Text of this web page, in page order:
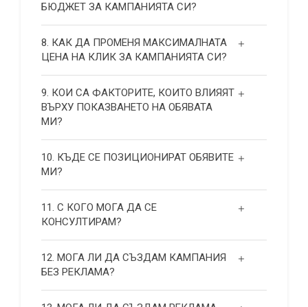
БЮДЖЕТ ЗА КАМПАНИЯТА СИ?
8. КАК ДА ПРОМЕНЯ МАКСИМАЛНАТА
ЦЕНА НА КЛИК ЗА КАМПАНИЯТА СИ?
9. КОИ СА ФАКТОРИТЕ, КОИТО ВЛИЯЯТ
ВЪРХУ ПОКАЗВАНЕТО НА ОБЯВАТА
МИ?
10. КЪДЕ СЕ ПОЗИЦИОНИРАТ ОБЯВИТЕ
МИ?
11. С КОГО МОГА ДА СЕ
КОНСУЛТИРАМ?
12. МОГА ЛИ ДА СЪЗДАМ КАМПАНИЯ
БЕЗ РЕКЛАМА?